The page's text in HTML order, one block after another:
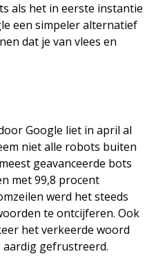
als het in eerste instantie
een simpeler alternatief
dat je van vlees en
Google liet in april al
niet alle robots buiten
geavanceerde bots
met 99,8 procent
werd het steeds
te ontcijferen. Ook
het verkeerde woord
gefrustreerd.